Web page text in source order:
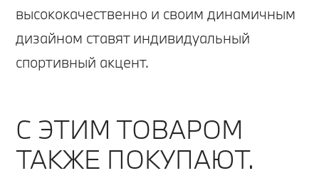
высококачественно и своим динамичным
дизайном ставят индивидуальный
спортивный акцент.
С ЭТИМ ТОВАРОМ
ТАКЖЕ ПОКУПАЮТ.